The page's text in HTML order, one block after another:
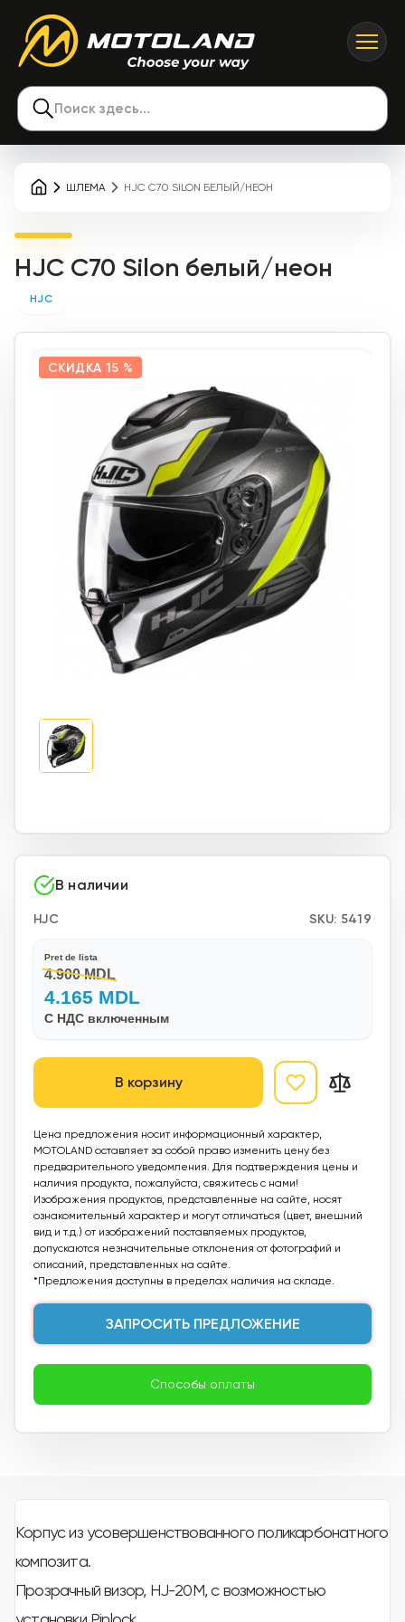
Поиск здесь...
ШЛЕМА HJC C70 SILON БЕЛЫЙ/НЕОН
HJC C70 Silon белый/неон
HJC
СКИДКА 15 %
В наличии
HJC SKU: 5419
Pret de lista
4.900 MDL
4.165 MDL
С НДС включенным
В корзину
Цена предложения носит информационный характер,
MOTOLAND оставляет за собой право изменить цену без
предварительного уведомления. Для подтверждения цены и
наличия продукта, пожалуйста, свяжитесь с нами!
Изображения продуктов, представленные на сайте, носят
ознакомительный характер и могут отличаться (цвет, внешний
вид и т.д.) от изображений поставляемых продуктов,
допускаются незначительные отклонения от фотографий и
описаний, представленных на сайте.
*Предложения доступны в пределах наличия на складе.
ЗАПРОСИТЬ ПРЕДЛОЖЕНИЕ
Способы оплаты
Корпус из усовершенствованного поликарбонатного
композита.
Прозрачный визор, HJ-20M, с возможностью